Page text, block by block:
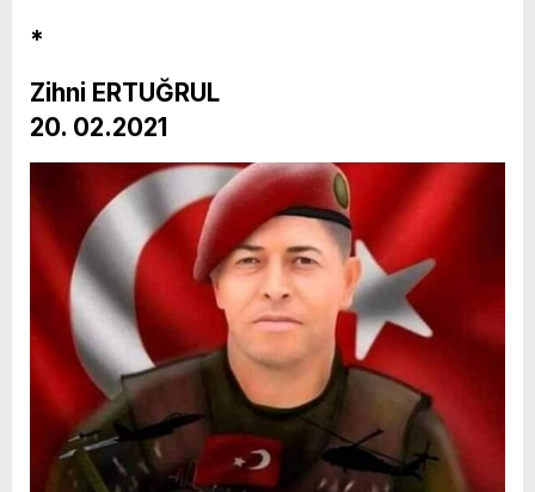
*
Zihni ERTUĞRUL
20. 02.2021